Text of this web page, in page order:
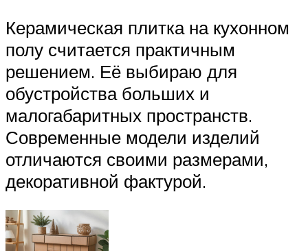
Керамическая плитка на кухонном
полу считается практичным
решением. Её выбираю для
обустройства больших и
малогабаритных пространств.
Современные модели изделий
отличаются своими размерами,
декоративной фактурой.